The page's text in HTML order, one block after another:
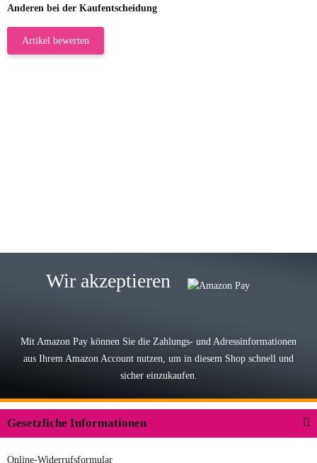
Anderen bei der Kaufentscheidung
Artikel bewerten
Lieferung, man kann bedenkenlos
Der Koffer macht einen sehr soliden
Wir akzeptieren
Mit Amazon Pay können Sie die Zahlungs- und Adressinformationen
aus Ihrem Amazon Account nutzen, um in diesem Shop schnell und
sicher einzukaufen.
Gesetzliche Informationen
Online-Widerrufsformular